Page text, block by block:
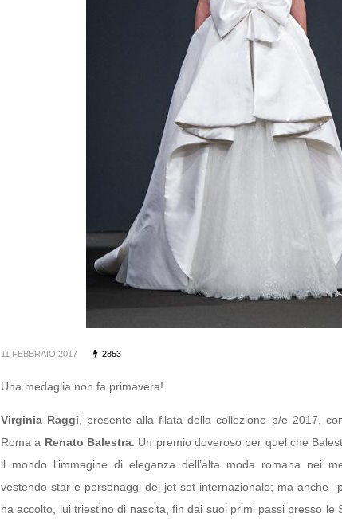
11 FEBBRAIO 2017 2853
Una medaglia non fa primavera!
Virginia Raggi , presente alla filata della collezione p/e 2017,
Roma a Renato Balestra. Un premio doveroso per quel che
il mondo l’immagine di eleganza dell’alta moda romana nei
vestendo star e personaggi del jet-set internazionale; ma anche
ha accolto, lui triestino di nascita, fin dai suoi primi passi presso le